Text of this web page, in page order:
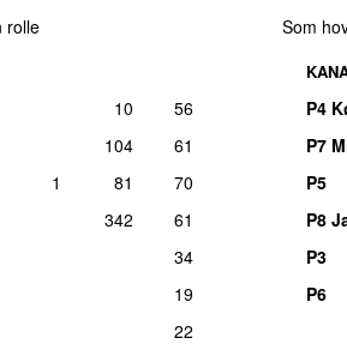
rolle
10
56
104
61
1 81
70
342
61
34
19
22
Som
P4
P7
P5
P8
P3
P6